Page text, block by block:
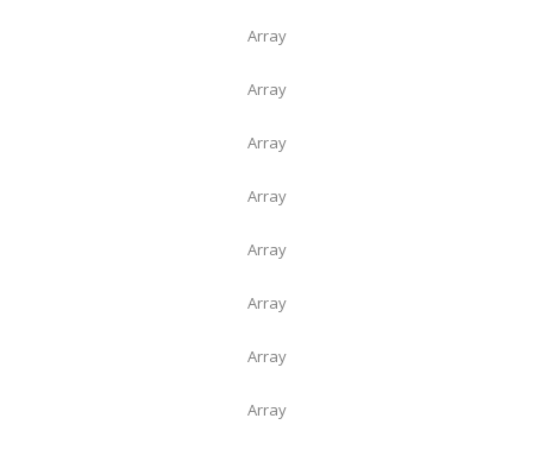
Array
Array
Array
Array
Array
Array
Array
Array